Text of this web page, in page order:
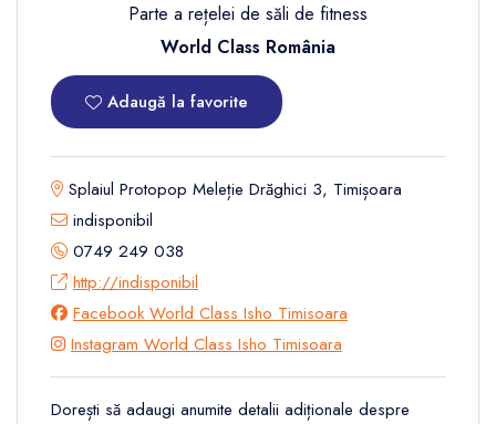
Parte a rețelei de săli de fitness
World Class România
Adaugă la favorite
Splaiul Protopop Meleție Drăghici 3, Timișoara
indisponibil
0749 249 038
http://indisponibil
Facebook World Class Isho Timisoara
Instagram World Class Isho Timisoara
Dorești să adaugi anumite detalii adiționale despre